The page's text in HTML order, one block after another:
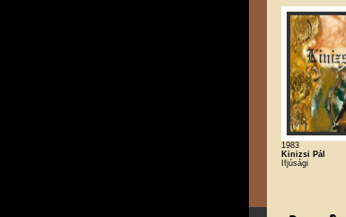
1983
Kinizsi Pál
Ifjúsági